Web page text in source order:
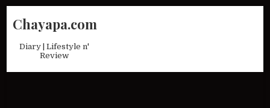
Chayapa.com
Diary | Lifestyle n'
Review